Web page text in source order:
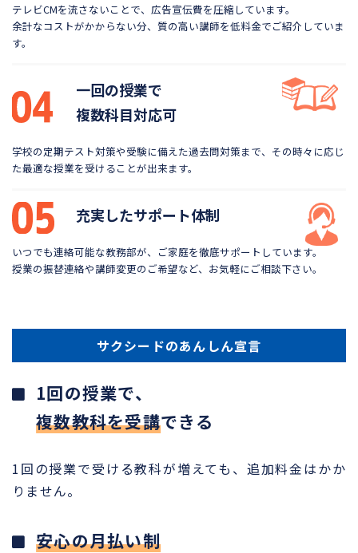
テレビCMを流さないことで、広告宣伝費を圧縮しています。
余計なコストがかからない分、質の高い講師を低料金でご紹介していま
す。
一回の授業で
複数科目対応可
学校の定期テスト対策や受験に備えた過去問対策まで、 その時々に応じ
た最適な授業を受けることが出来ます。
充実したサポート体制
いつでも連絡可能な教務部が、ご家庭を徹底サポートしています。
授業の振替連絡や講師変更のご希望など、お気軽にご相談下さい。
サクシードのあんしん宣言
1回の授業で、
複数教科を受講できる
1回の授業で受ける教科が増えても、追加料金はかか
りません。
安心の月払い制